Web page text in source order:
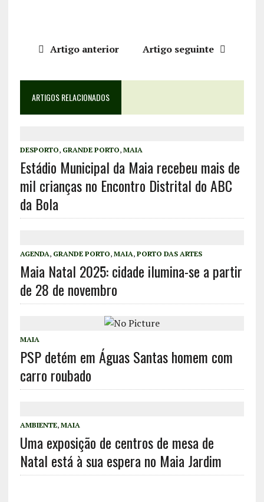
Artigo anterior Artigo seguinte
ARTIGOS RELACIONADOS
DESPORTO, GRANDE PORTO, MAIA
Estádio Municipal da Maia recebeu mais de
mil crianças no Encontro Distrital do ABC
da Bola
AGENDA, GRANDE PORTO, MAIA, PORTO DAS ARTES
Maia Natal 2025: cidade ilumina-se a partir
de 28 de novembro
MAIA
PSP detém em Águas Santas homem com
carro roubado
AMBIENTE, MAIA
Uma exposição de centros de mesa de
Natal está à sua espera no Maia Jardim